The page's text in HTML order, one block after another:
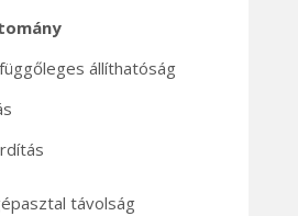
állíthatóság
távolság